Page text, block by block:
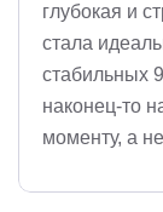
глубокая и
стала
стабильных
наконец-то
моменту, а